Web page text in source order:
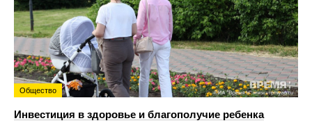
Общество
Инвестиция в здоровье и благополучие ребенка